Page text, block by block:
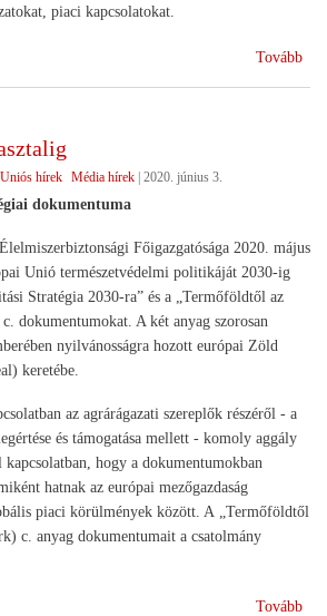
piaci kapcsolatokat.
Tovább
Uniós hírek Média hírek 2020. június 3.
dokumentuma
Főigazgatósága 2020. május
Unió természetvédelmi politikáját 2030-ig
Stratégia 2030-ra” és a „Termőföldtől az
dokumentumokat. A két anyag szorosan
nyilvánosságra hozott európai Zöld
keretébe.
az agrárágazati szereplők részéről - a
és támogatása mellett - komoly aggály
hogy a dokumentumokban
hatnak az európai mezőgazdaság
piaci körülmények között. A „Termőföldtől
c. anyag dokumentumait a csatolmány
Tovább